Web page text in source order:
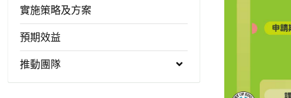
實施策略及方案
預期效益
推動團隊